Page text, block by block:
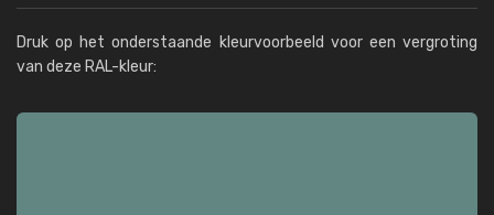
Druk op het onderstaande kleurvoorbeeld voor een vergroting
van deze RAL-kleur: